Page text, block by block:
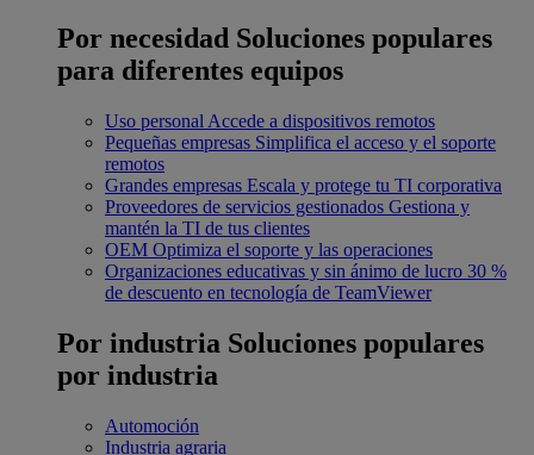
Por necesidad Soluciones populares
para diferentes equipos
Uso personal Accede a dispositivos remotos
Pequeñas empresas Simplifica el acceso y el soporte
remotos
Grandes empresas Escala y protege tu TI corporativa
Proveedores de servicios gestionados Gestiona y
mantén la TI de tus clientes
OEM Optimiza el soporte y las operaciones
Organizaciones educativas y sin ánimo de lucro 30 %
de descuento en tecnología de TeamViewer
Por industria Soluciones populares
por industria
Automoción
Industria agraria